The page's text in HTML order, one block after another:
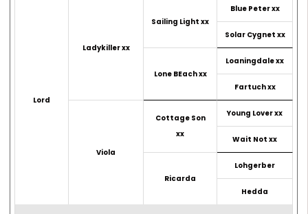
Lord
Ladykiller xx
Sailing Light xx
Blue Peter xx
Solar Cygnet xx
Lone BEach xx
Loaningdale xx
Fartuch xx
Viola
Cottage Son
xx
Young Lover xx
Wait Not xx
Ricarda
Lohgerber
Hedda